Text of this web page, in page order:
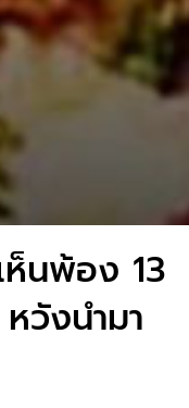
นพ้อง 13
วังนำมา